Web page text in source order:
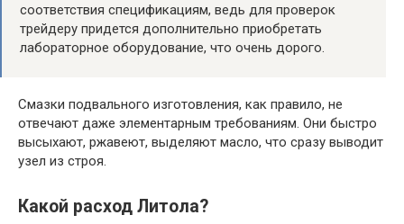
соответствия спецификациям, ведь для проверок
трейдеру придется дополнительно приобретать
лабораторное оборудование, что очень дорого.
Смазки подвального изготовления, как правило, не
отвечают даже элементарным требованиям. Они быстро
высыхают, ржавеют, выделяют масло, что сразу выводит
узел из строя.
Какой расход Литола?